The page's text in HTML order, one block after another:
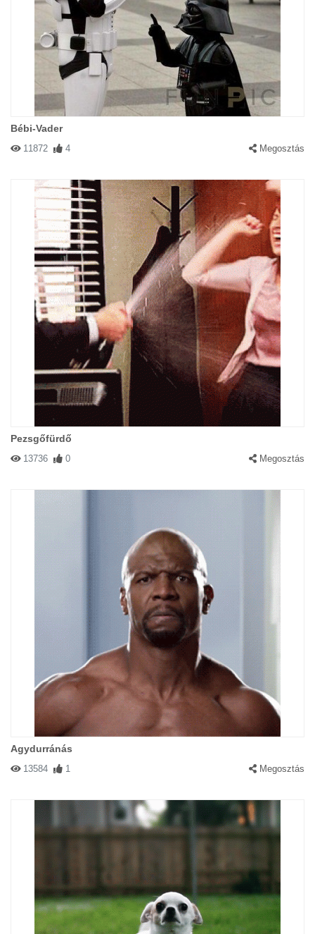
Bébi-Vader
11872 4 Megosztás
Pezsgőfürdő
13736 0 Megosztás
Agydurránás
13584 1 Megosztás